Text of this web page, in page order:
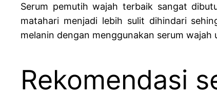
Serum pemutih wajah terbaik sangat
matahari menjadi lebih sulit dihindari
melanin dengan menggunakan serum
Rekomendasi